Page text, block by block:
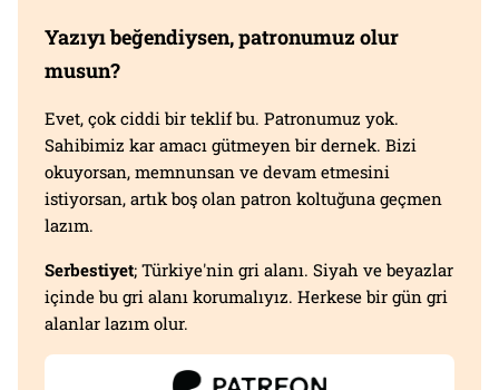
Yazıyı beğendiysen, patronumuz olur
musun?
Evet, çok ciddi bir teklif bu. Patronumuz yok.
Sahibimiz kar amacı gütmeyen bir dernek. Bizi
okuyorsan, memnunsan ve devam etmesini
istiyorsan, artık boş olan patron koltuğuna geçmen
lazım.
Serbestiyet; Türkiye'nin gri alanı. Siyah ve beyazlar
içinde bu gri alanı korumalıyız. Herkese bir gün gri
alanlar lazım olur.